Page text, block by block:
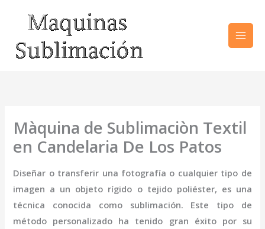
contenido
Màquina de Sublimaciòn Textil
en Candelaria De Los Patos
Diseñar o transferir una fotografía o cualquier tipo de
imagen a un objeto rígido o tejido poliéster, es una
técnica conocida como sublimación. Este tipo de
método personalizado ha tenido gran éxito por su